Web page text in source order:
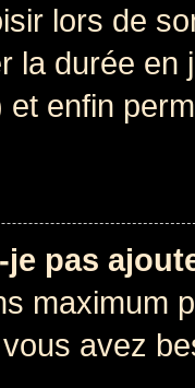
lors de
la durée
et enfin
pas
maximum
avez